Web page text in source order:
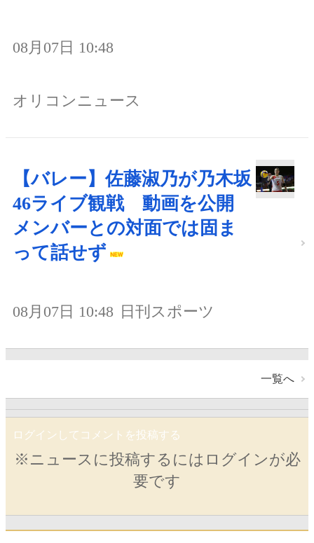
08月07日 10:48
オリコンニュース
【バレー】佐藤淑乃が乃木坂
46ライブ観戦 動画を公開
メンバーとの対面では固ま
って話せず
08月07日 10:48 日刊スポーツ
一覧へ
ログインしてコメントを投稿する
※ニュースに投稿するにはログインが必
要です